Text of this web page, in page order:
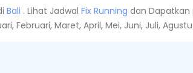
Bali . Lihat Jadwal Fix Running dan
Februari, Maret, April, Mei, Juni, Juli,